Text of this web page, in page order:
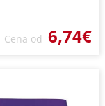
Cena od 6,74€